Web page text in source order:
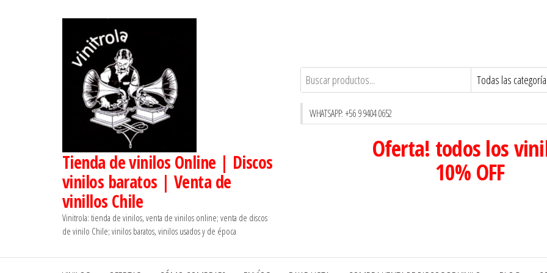
Tienda de vinilos Online | Discos
vinilos baratos | Venta de
vinillos Chile
Vinitrola: tienda de vinilos, venta de vinilos online; venta de discos
de vinilo Chile; vinilos baratos, vinilos usados y de época
WHATSAPP: +56 9 9404 0652
Oferta! todos los
10% OFF